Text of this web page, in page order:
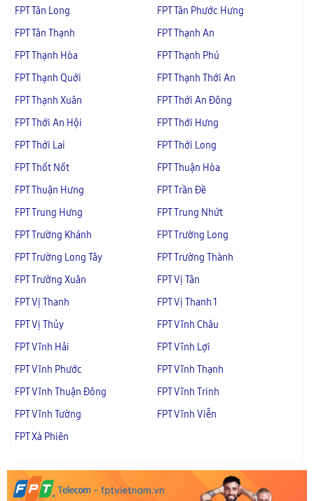
FPT Tân Long
FPT Tân Phước Hưng
FPT Tân Thạnh
FPT Thạnh An
FPT Thạnh Hòa
FPT Thạnh Phú
FPT Thạnh Quới
FPT Thạnh Thới An
FPT Thạnh Xuân
FPT Thới An Đông
FPT Thới An Hội
FPT Thới Hưng
FPT Thới Lai
FPT Thới Long
FPT Thốt Nốt
FPT Thuận Hòa
FPT Thuận Hưng
FPT Trần Đề
FPT Trung Hưng
FPT Trung Nhứt
FPT Trường Khánh
FPT Trường Long
FPT Trường Long Tây
FPT Trường Thành
FPT Trường Xuân
FPT Vị Tân
FPT Vị Thanh
FPT Vị Thanh 1
FPT Vị Thủy
FPT Vĩnh Châu
FPT Vĩnh Hải
FPT Vĩnh Lợi
FPT Vĩnh Phước
FPT Vĩnh Thạnh
FPT Vĩnh Thuận Đông
FPT Vĩnh Trinh
FPT Vĩnh Tường
FPT Vĩnh Viễn
FPT Xà Phiên